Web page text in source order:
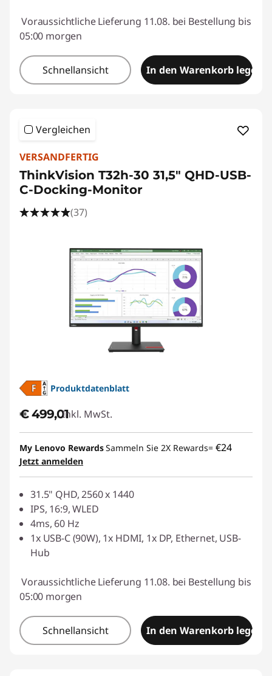
Voraussichtliche Lieferung 11.08. bei Bestellung bis
05:00 morgen
Schnellansicht In den Warenkorb legen
Vergleichen
VERSANDFERTIG
ThinkVision T32h-30 31,5" QHD-USB-
C-Docking-Monitor
(37)
Produktdatenblatt
€ 499,01Inkl. MwSt.
My Lenovo RewardsSammeln Sie 2X Rewards= €24
Jetzt anmelden
31.5" QHD, 2560 x 1440
IPS, 16:9, WLED
4ms, 60 Hz
1x USB-C (90W), 1x HDMI, 1x DP, Ethernet, USB-
Hub
Voraussichtliche Lieferung 11.08. bei Bestellung bis
05:00 morgen
Schnellansicht In den Warenkorb legen